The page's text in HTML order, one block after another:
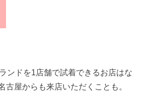
ンドを1店舗で試着できるお店はな
古屋からも来店いただくことも。